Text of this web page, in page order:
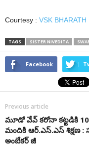
Courtesy : VSK BHARATH
TAGS SISTER NIVEDITA
Facebook
Previous article
మూడో వేవ్ కరోనా కట్టడికి 10
మందికి ఆర్‌.ఎస్‌.ఎస్‌ శిక్షణ :
అంబేక‌ర్ జీ